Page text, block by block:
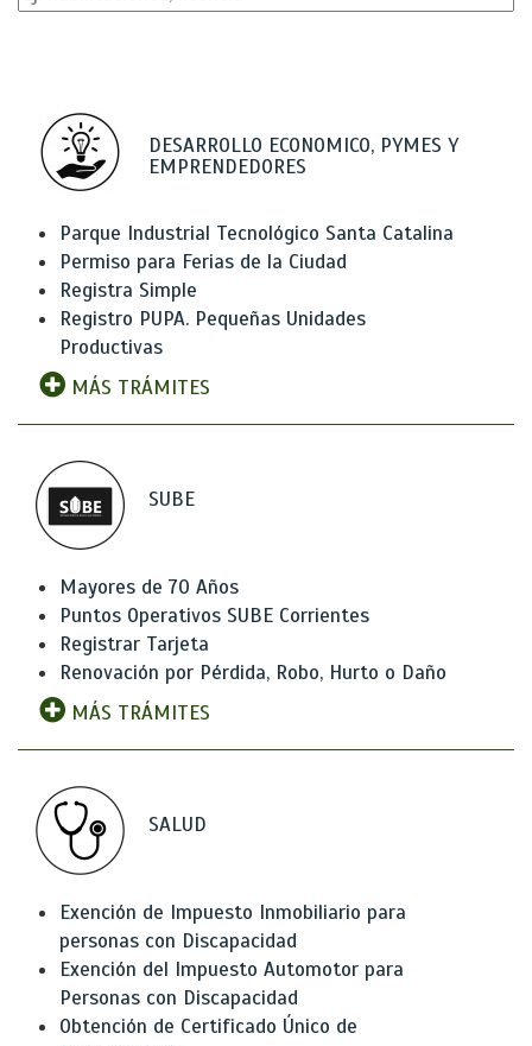
DESARROLLO ECONOMICO, PYMES Y
EMPRENDEDORES
Parque Industrial Tecnológico Santa Catalina
Permiso para Ferias de la Ciudad
Registra Simple
Registro PUPA. Pequeñas Unidades
Productivas
MÁS TRÁMITES
SUBE
Mayores de 70 Años
Puntos Operativos SUBE Corrientes
Registrar Tarjeta
Renovación por Pérdida, Robo, Hurto o Daño
MÁS TRÁMITES
SALUD
Exención de Impuesto Inmobiliario para
personas con Discapacidad
Exención del Impuesto Automotor para
Personas con Discapacidad
Obtención de Certificado Único de